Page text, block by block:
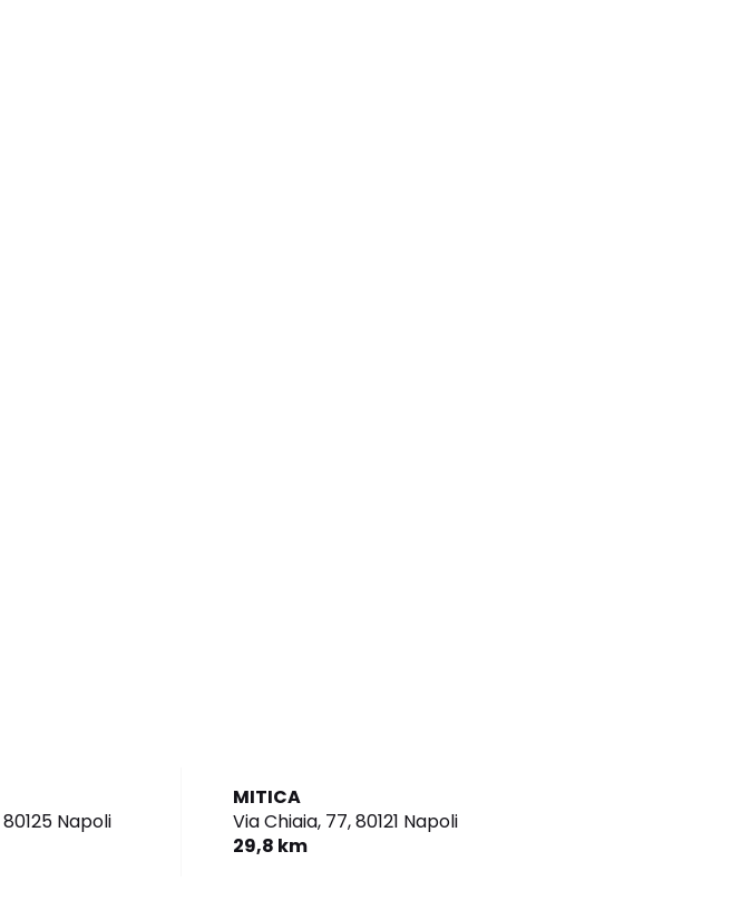
80125 Napoli
MITICA
Via Chiaia, 77,80121 Napoli
29,8 km